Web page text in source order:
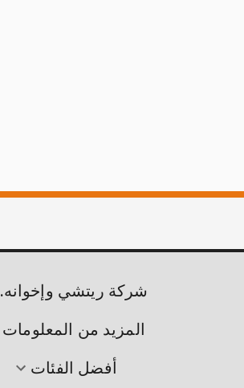
شركة ريتشي وإخوانه.
المزيد من المعلومات
أفضل الفئات